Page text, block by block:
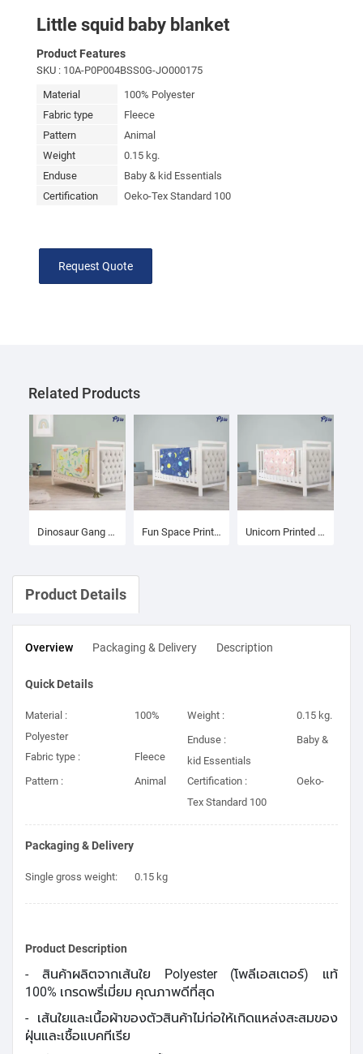
Little squid baby blanket
Product Features
SKU : 10A-P0P004BSS0G-JO000175
Material
100% Polyester
Fabric type
Fleece
Pattern
Animal
Weight
0.15 kg.
Enduse
Baby & kid Essentials
Certification
Oeko-Tex Standard 100
Request Quote
Related Products
Dinosaur Gang Printed Fleece Baby Blanket Fun Space Printed Fleece Baby Blanket Unicorn Printed Fleece Baby Blanket
Product Details
Overview Packaging & Delivery Description
Quick Details
Material :
100%
Polyester
Fabric type :
Fleece
Pattern :
Animal
Weight :
0.15 kg.
Enduse :
Baby &
kid Essentials
Certification :
Oeko-
Tex Standard 100
Packaging & Delivery
Single gross weight: 0.15 kg
Product Description
- สินค้าผลิตจากเส้นใย Polyester (โพลีเอสเตอร์) แท้
100% เกรดพรี่เมี่ยม คุณภาพดีที่สุด
- เส้นใยและเนื้อผ้าของตัวสินค้าไม่ก่อให้เกิดแหล่งสะสมของ
ฝุ่นและเชื้อแบคทีเรีย